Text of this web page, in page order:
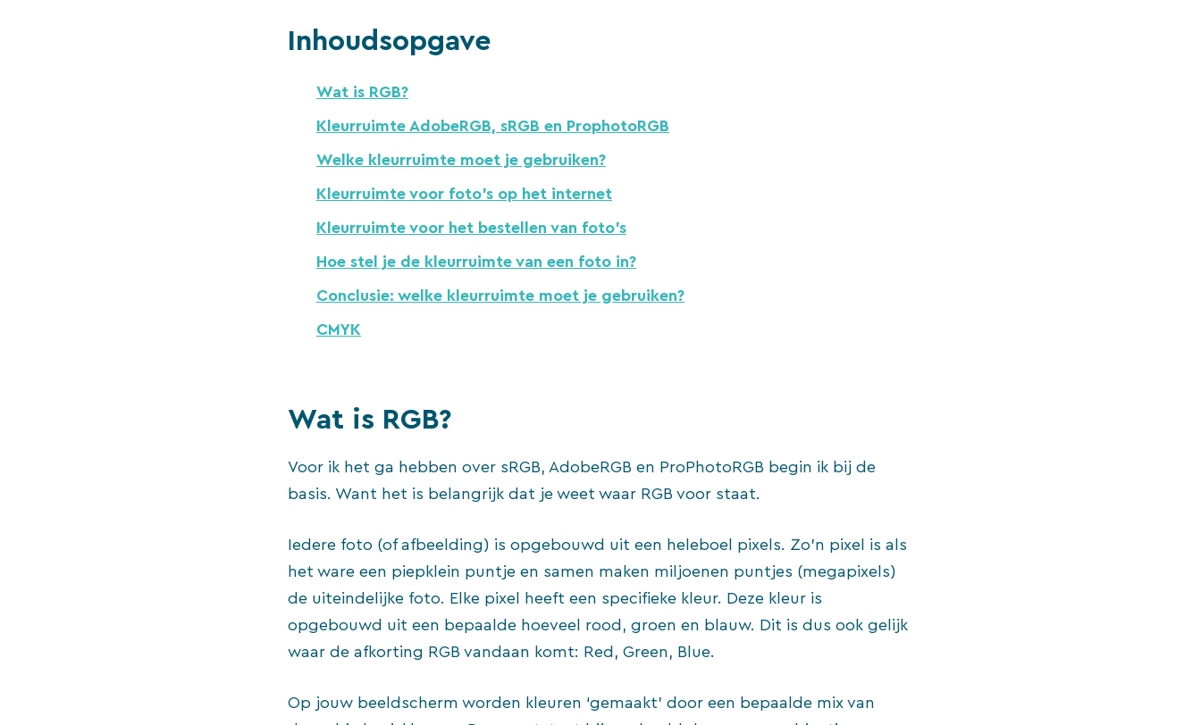
Inhoudsopgave
Wat is RGB?
Kleurruimte AdobeRGB, sRGB en ProphotoRGB
Welke kleurruimte moet je gebruiken?
Kleurruimte voor foto’s op het internet
Kleurruimte voor het bestellen van foto’s
Hoe stel je de kleurruimte van een foto in?
Conclusie: welke kleurruimte moet je gebruiken?
CMYK
Wat is RGB?
Voor ik het ga hebben over sRGB, AdobeRGB en ProPhotoRGB begin ik bij de
basis. Want het is belangrijk dat je weet waar RGB voor staat.
Iedere foto (of afbeelding) is opgebouwd uit een heleboel pixels. Zo’n pixel is als
het ware een piepklein puntje en samen maken miljoenen puntjes (megapixels)
de uiteindelijke foto. Elke pixel heeft een specifieke kleur. Deze kleur is
opgebouwd uit een bepaalde hoeveel rood, groen en blauw. Dit is dus ook gelijk
waar de afkorting RGB vandaan komt: Red, Green, Blue.
Op jouw beeldscherm worden kleuren ‘gemaakt’ door een bepaalde mix van